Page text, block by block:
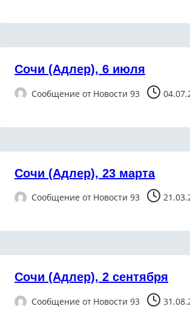
Сочи (Адлер), 6 июля
Сообщение от Новости 93
Сочи (Адлер), 23 марта
Сообщение от Новости 93
Сочи (Адлер), 2 сентября
Сообщение от Новости 93